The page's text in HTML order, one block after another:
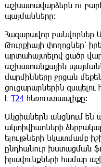
աշխատավարձերն ու
պայմանները։
Հազարավոր բանվորներ
Թուրքիայի փողոցներ՝
արտահայտելով ցածր
աշխատանքային
մարմինները ջրցան
ցուցարարներին
է T24 հեռուստաալիքը:
Ակցիաներն անցնում են
ակտիվիստների
ելույթների նկատմամբ
ընդհանուր խստացման
իրավունքների համար